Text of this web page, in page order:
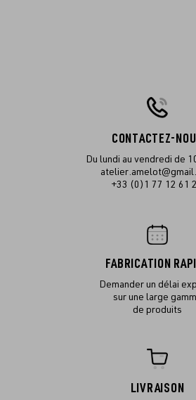
CONTACTEZ-
Du lundi au vendredi de
+33 (0)1 77 12 61
FABRICATION
Demander un délai
sur une large
de produits
LIVRAISON